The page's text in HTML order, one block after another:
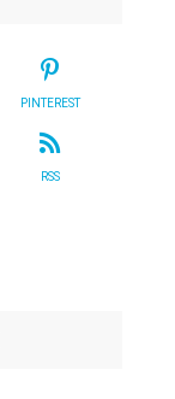
PINTEREST
RSS